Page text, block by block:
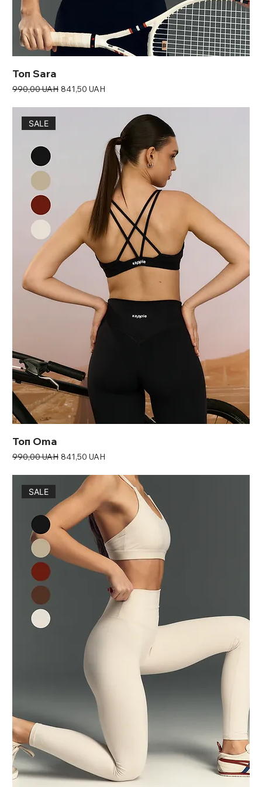
Топ Sara
Звичайна ціна
990,00 UAH За розпродажем
841,50 UAH
SALE
Топ Oma
Звичайна ціна
990,00 UAH За розпродажем
841,50 UAH
SALE